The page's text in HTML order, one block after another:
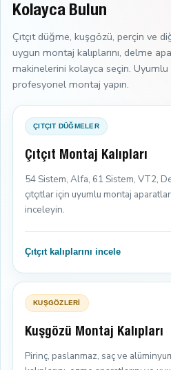
Kolayca Bulun
Çıtçıt düğme, kuşgözü, perçin ve
uygun montaj kalıplarını, delme
makinelerini kolayca seçin. Uyumlu
profesyonel montaj yapın.
ÇITÇIT DÜĞMELER
Çıtçıt Montaj Kalıpları
54 Sistem, Alfa, 61 Sistem, VT2,
çıtçıtlar için uyumlu montaj
inceleyin.
Çıtçıt kalıplarını incele
KUŞGÖZLERİ
Kuşgözü Montaj Kalıpları
Pirinç, paslanmaz, saç ve